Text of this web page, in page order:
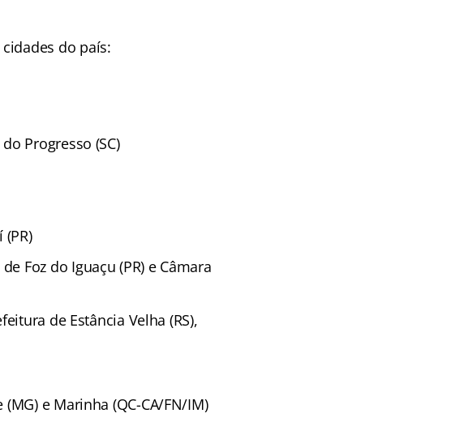
do país:
Progresso (SC)
Foz do Iguaçu (PR) e Câmara
de Estância Velha (RS),
e Marinha (QC-CA/FN/IM)